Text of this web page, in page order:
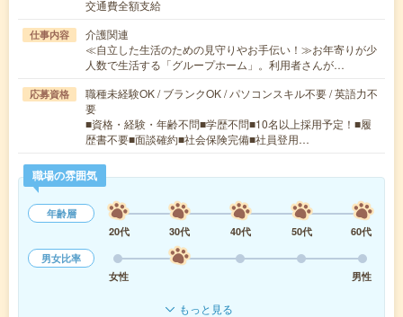
交通費全額支給
仕事内容
介護関連
≪自立した生活のための見守りやお手伝い！≫お年寄りが少
人数で生活する「グループホーム」。利用者さんが…
応募資格
職種未経験OK / ブランクOK / パソコンスキル不要 / 英語力不
要
■資格・経験・年齢不問■学歴不問■10名以上採用予定！■履
歴書不要■面談確約■社会保険完備■社員登用…
職場の雰囲気
年齢層
20代
30代 40代 50代
60代
男女比率
女性
男性
もっと見る